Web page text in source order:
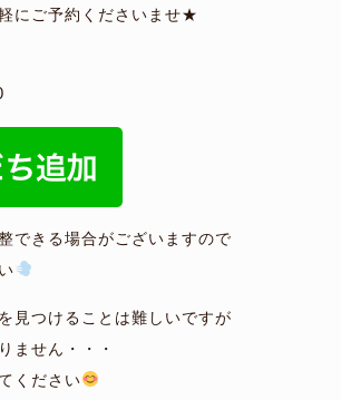
にご予約くださいませ★
できる場合がございますので
見つけることは難しいですが
ません・・・
ください